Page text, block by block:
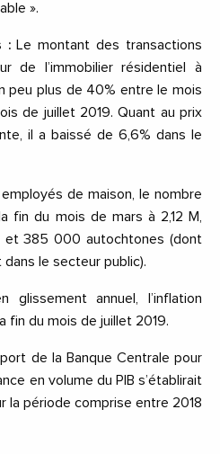
».
:Le montant des transactions
de l’immobilier résidentiel à
peu plus de 40% entre le mois
de juillet 2019. Quant au prix
il a baissé de 6,6% dans le
de maison, le nombre
fin du mois de mars à 2,12 M,
et 385 000 autochtones (dont
le secteur public).
glissement annuel, l’inflation
fin du mois de juillet 2019.
de la Banque Centrale pour
en volume du PIB s’établirait
la période comprise entre 2018